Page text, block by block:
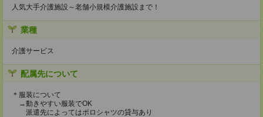
人気大手介護施設～老舗小規模介護施設まで！
業種
介護サービス
配属先について
＊服装について
→動きやすい服装でOK
派遣先によってはポロシャツの貸与あり